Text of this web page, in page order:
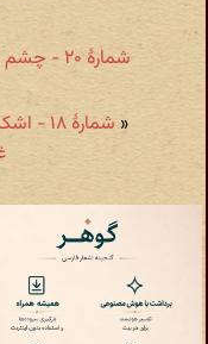
شمارهٔ
«
شمارهٔ